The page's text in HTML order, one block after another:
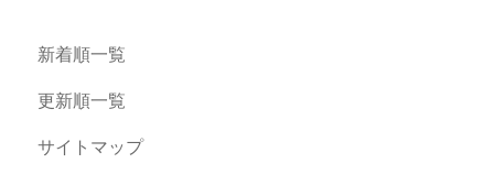
新着順一覧
更新順一覧
サイトマップ